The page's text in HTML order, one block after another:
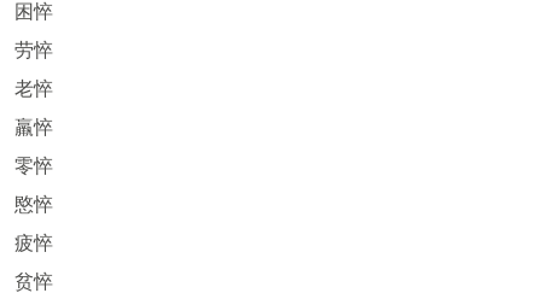
困悴
劳悴
老悴
羸悴
零悴
愍悴
疲悴
贫悴